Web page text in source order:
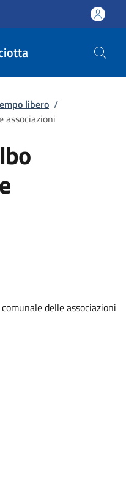
libero /
associazioni
delle associazioni